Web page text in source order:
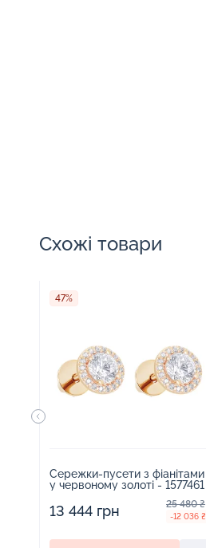
Схожі товари
47%
Сережки-пусети з фіанітами
у червоному золоті - 1577461
13 444 грн 25 480 ₴
-12 036 ₴